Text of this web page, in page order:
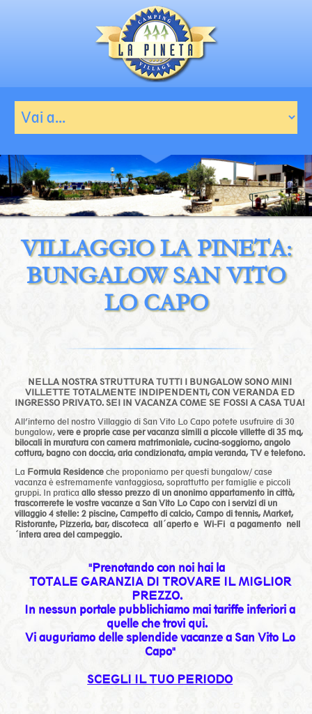
VILLAGGIO LA PINETA:
BUNGALOW SAN VITO
LO CAPO
NELLA NOSTRA STRUTTURA TUTTI I BUNGALOW SONO MINI
VILLETTE TOTALMENTE INDIPENDENTI, CON VERANDA ED
INGRESSO PRIVATO. SEI IN VACANZA COME SE FOSSI A CASA TUA!
All’interno del nostro Villaggio di San Vito Lo Capo potete usufruire di 30
bungalow,vere e proprie case per vacanza simili a piccole villette di 35 mq,
bilocali in muratura con camera matrimoniale, cucina-soggiorno, angolo
cottura, bagno con doccia, aria condizionata, ampia veranda, TV e telefono.
La Formula Residence che proponiamo per questi bungalow/ case
vacanza è estremamente vantaggiosa, soprattutto per famiglie e piccoli
gruppi. In praticaallo stesso prezzo di un anonimo appartamento in città,
trascorrerete le vostre vacanze a San Vito Lo Capo con i servizi di un
villaggio 4 stelle: 2 piscine, Campetto di calcio, Campo di tennis, Market,
Ristorante, Pizzeria, bar,discoteca all´aperto e Wi-Fi a pagamento nell
´intera area del campeggio.
"Prenotando con noi hai la
TOTALE GARANZIA DI TROVARE IL MIGLIOR
PREZZO.
In nessun portale pubblichiamo mai tariffe inferiori a
quelle che trovi qui.
Vi auguriamo delle splendide vacanze a San Vito Lo
Capo"
SCEGLI IL TUO PERIODO